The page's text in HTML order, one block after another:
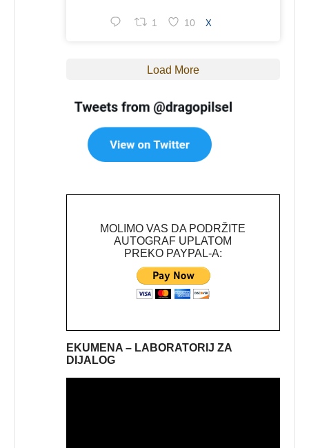
1 10 X
Load More
MOLIMO VAS DA PODRŽITE
AUTOGRAF UPLATOM
PREKO PAYPAL-A:
EKUMENA – LABORATORIJ ZA
DIJALOG